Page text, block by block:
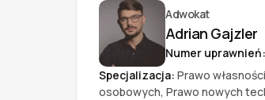
Adwokat
Adrian Gajzler
Numer uprawnień:
Specjalizacja: Prawo
osobowych, Prawo nowych